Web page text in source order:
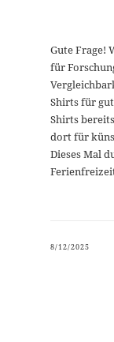
Gute Frage!
für
Shirts für
Shirts
dort für
Dieses Mal
8/12/2025